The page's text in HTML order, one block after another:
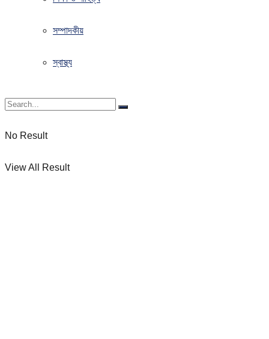
সম্পাদকীয়
স্বাস্থ্য
No Result
View All Result